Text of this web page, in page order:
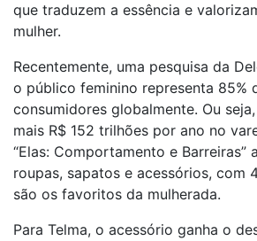
que traduzem a essência e
mulher.
Recentemente, uma pesquisa da
o público feminino representa 85%
consumidores globalmente. Ou
mais R$ 152 trilhões por ano no
“Elas: Comportamento e Barreiras”
roupas, sapatos e acessórios, com
são os favoritos da mulherada.
Para Telma, o acessório ganha o